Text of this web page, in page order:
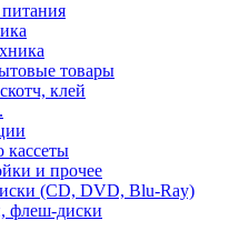
товары
клей
кассеты
и прочее
(CD, DVD, Blu-Ray)
флеш-диски